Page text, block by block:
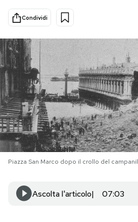
Economia
Sport
PODCAST
NEWSLETTER
I MIEI PREFERITI
CALENDARIO
Condividi
Piazza San Marco dopo il crollo del
Ascolta l'articolo 07:03